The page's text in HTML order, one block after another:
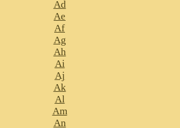
Ad
Ae
Af
Ag
Ah
Ai
Aj
Ak
Al
Am
An